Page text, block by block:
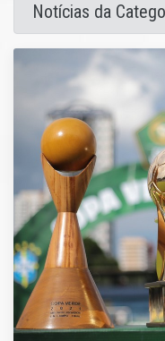
Notícias da